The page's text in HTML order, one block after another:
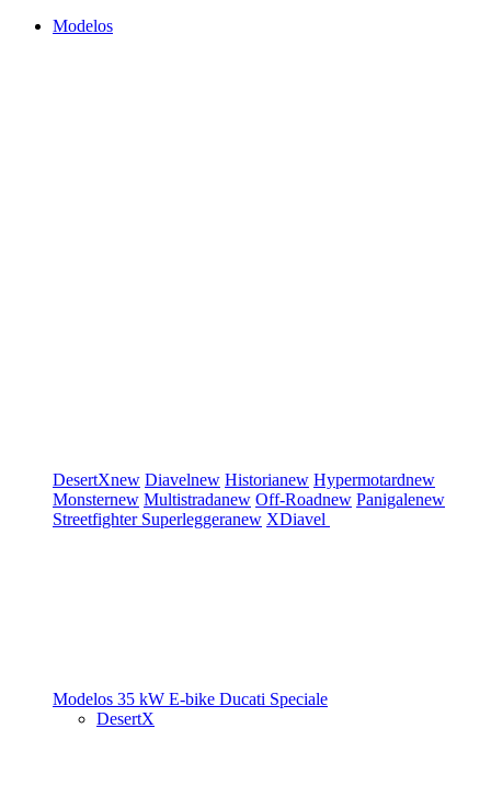
Modelos
DesertXnew Diavelnew Historianew Hypermotardnew
Monsternew Multistradanew Off-Roadnew Panigalenew
Streetfighter Superleggeranew XDiavel
Modelos 35 kW E-bike Ducati Speciale
DesertX